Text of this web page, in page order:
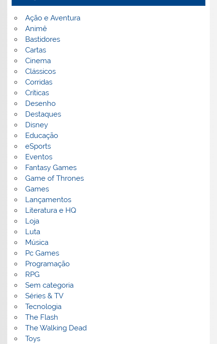
Ação e Aventura
Animê
Bastidores
Cartas
Cinema
Clássicos
Corridas
Críticas
Desenho
Destaques
Disney
Educação
eSports
Eventos
Fantasy Games
Game of Thrones
Games
Lançamentos
Literatura e HQ
Loja
Luta
Música
Pc Games
Programação
RPG
Sem categoria
Séries & TV
Tecnologia
The Flash
The Walking Dead
Toys